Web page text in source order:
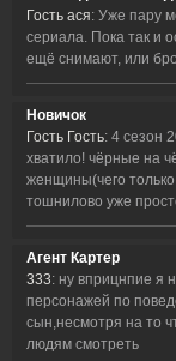
Гость ася: Уже пару
сериала. Пока так и
ещё снимают, или
Новичок
Гость Гость: 4 сезон
хватило! чёрные на
женщины(чего
тошнилово уже
Агент Картер
333: ну вприцнпие я
персонажей по
сын,несмотря на то
людям смотреть